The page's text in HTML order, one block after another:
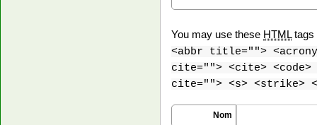
You may use these HTMLtags
<abbr title="">
cite=""> <cite> <code>
cite=""> <s> <strike>
Nom